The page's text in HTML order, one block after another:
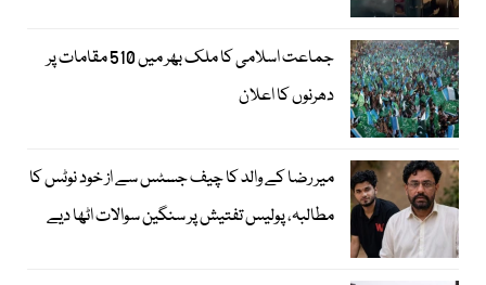
جماعت اسلامی کا ملک بھر میں 510 مقامات پر
دھرنوں کا اعلان
میر رضا کے والد کا چیف جسٹس سے از خود نوٹس کا
مطالبہ، پولیس تفتیش پر سنگین سوالات اٹھا دیے